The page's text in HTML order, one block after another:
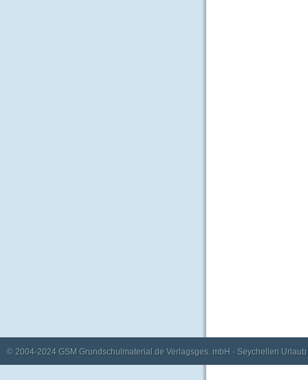
© 2004-2024 GSM Grundschulmaterial.de Verlagsges. mbH · Seychellen Urlaub